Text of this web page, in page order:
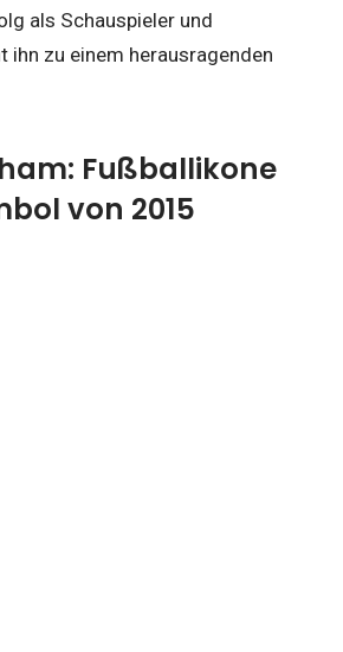
als Schauspieler und
ihn zu einem herausragenden
Fußballikone
von 2015